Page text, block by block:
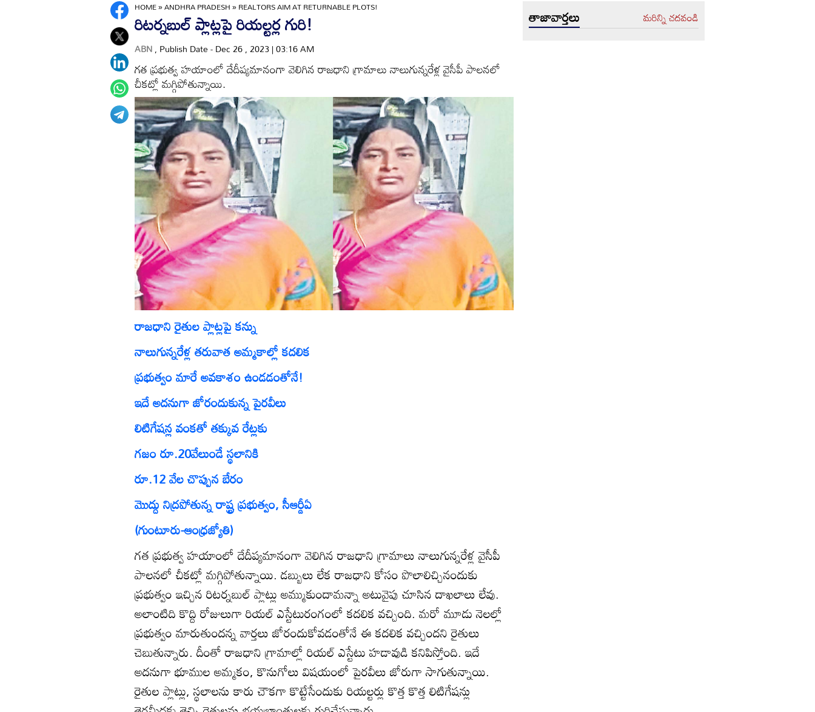
HOME»ANDHRA PRADESH»REALTORS AIM AT RETURNABLE PLOTS!
రిటర్నబుల్‌ ప్లాట్లపై రియల్టర్ల గురి!
ABN, Publish Date - Dec 26 , 2023 | 03:16 AM
గత ప్రభుత్వ హయాంలో దేదీప్యమానంగా వెలిగిన రాజధాని గ్రామాలు నాలుగున్నరేళ్ల వైసీపీ పాలనలో
చీకట్లో మగ్గిపోతున్నాయి.
రాజధాని రైతుల ప్లాట్లపై కన్ను
నాలుగున్నరేళ్ల తరువాత అమ్మకాల్లో కదలిక
ప్రభుత్వం మారే అవకాశం ఉండడంతోనే!
ఇదే అదనుగా జోరందుకున్న పైరవీలు
లిటిగేషన్ల వంకతో తక్కువ రేట్లకు
గజం రూ.20వేలుండే స్థలానికి
రూ.12 వేల చొప్పున బేరం
మొద్దు నిద్రపోతున్న రాష్ట్ర ప్రభుత్వం, సీఆర్డీఏ
(గుంటూరు-ఆంధ్రజ్యోతి)
గత ప్రభుత్వ హయాంలో దేదీప్యమానంగా వెలిగిన రాజధాని గ్రామాలు నాలుగున్నరేళ్ల వైసీపీ
పాలనలో చీకట్లో మగ్గిపోతున్నాయి. డబ్బులు లేక రాజధాని కోసం పొలాలిచ్చినందుకు
ప్రభుత్వం ఇచ్చిన రిటర్నబుల్‌ ప్లాట్లు అమ్ముకుందామన్నా అటువైపు చూసిన దాఖలాలు లేవు.
అలాంటిది కొద్ది రోజులుగా రియల్‌ ఎస్టేటురంగంలో కదలిక వచ్చింది. మరో మూడు నెలల్లో
ప్రభుత్వం మారుతుందన్న వార్తలు జోరందుకోవడంతోనే ఈ కదలిక వచ్చిందని రైతులు
చెబుతున్నారు. దీంతో రాజధాని గ్రామాల్లో రియల్‌ ఎస్టేటు హడావుడి కనిపిస్తోంది. ఇదే
అదనుగా భూముల అమ్మకం, కొనుగోలు విషయంలో పైరవీలు జోరుగా సాగుతున్నాయి.
రైతుల ప్లాట్లు, స్థలాలను కారు చౌకగా కొట్టేసేందుకు రియల్టర్లు కొత్త కొత్త లిటిగేషన్లు
తాజావార్తలు మరిన్ని చదవండి